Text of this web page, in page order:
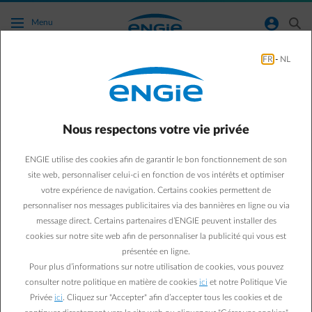
Accéder au contenu principal
Menu normal-account-circle search
Des questions sur vos données personnelles
votre adresse, numéro de téléphone, adresse e-mail, ... Parcourez les
questions les plus courantes sur l'adaptation de vos données.
Questions fréquemment posées
Où puis-je trouver mon code EAN ?
Où puis-je trouver mon numéro de client ?
FR - NL
Nous respectons votre vie privée
ENGIE utilise des cookies afin de garantir le bon fonctionnement de son
site web, personnaliser celui-ci en fonction de vos intérêts et optimiser
votre expérience de navigation. Certains cookies permettent de
personnaliser nos messages publicitaires via des bannières en ligne ou via
message direct. Certains partenaires d’ENGIE peuvent installer des
cookies sur notre site web afin de personnaliser la publicité qui vous est
présentée en ligne.
Pour plus d’informations sur notre utilisation de cookies, vous pouvez
consulter notre politique en matière de cookies ici et notre Politique Vie
Privée ici . Cliquez sur "Accepter" afin d’accepter tous les cookies et de